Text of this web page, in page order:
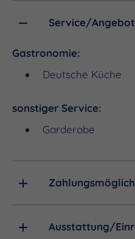
Klassiker: von
ein: Hausgemachter
Seele baumeln zu lassen.
Service/Angebot
Gastronomie:
Deutsche Küche
sonstiger Service:
Garderobe
Ausstattung/